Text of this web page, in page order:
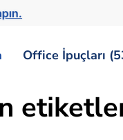
Office İpuçları